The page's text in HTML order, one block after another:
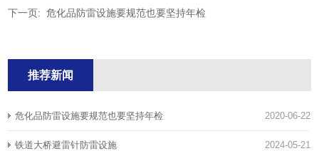
下一页:危化品防雷设施要规范也要坚持年检
推荐新闻
2020-06-22
危化品防雷设施要规范也要坚持年检
2024-05-21
铁道大桥避雷针防雷设施